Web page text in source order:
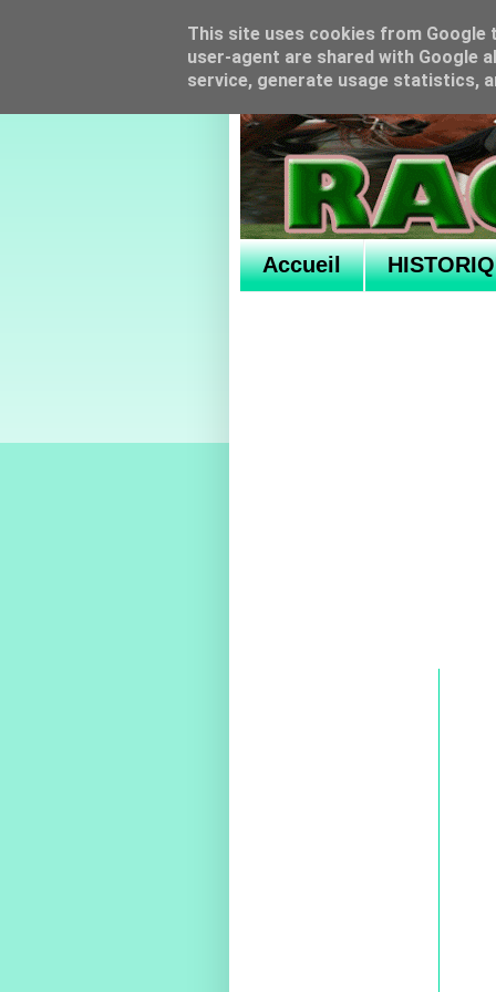
Accueil
This site uses cookies from Google
user-agent are shared with Google
service, generate usage statistics,